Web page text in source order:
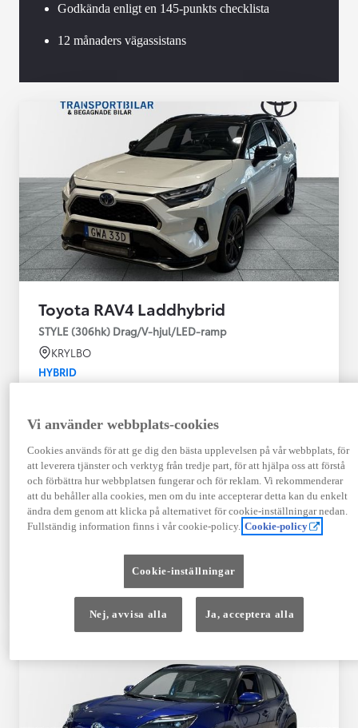
Godkända enligt en 145-punkts checklista
12 månaders vägassistans
Toyota RAV4 Laddhybrid
STYLE (306hk) Drag/V-hjul/LED-ramp
KRYLBO
HYBRID
09-2023
Hybrid Bensin
Automat
Visa mer
409 900 kr
Från 4 920 kr/mån
Kontakta återförsäljare
Vi använder webbplats-cookies
Cookies används för att ge dig den bästa upplevelsen på vår webbplats, för
att leverera tjänster och verktyg från tredje part, för att hjälpa oss att förstå
och förbättra hur webbplatsen fungerar och för reklam. Vi rekommenderar
att du behåller alla cookies, men om du inte accepterar detta kan du enkelt
ändra dem genom att klicka på alternativet för cookie-inställningar nedan.
Fullständig information finns i vår cookie-policy. Cookie-policy
Cookie-inställningar
Nej, avvisa alla Ja, acceptera alla